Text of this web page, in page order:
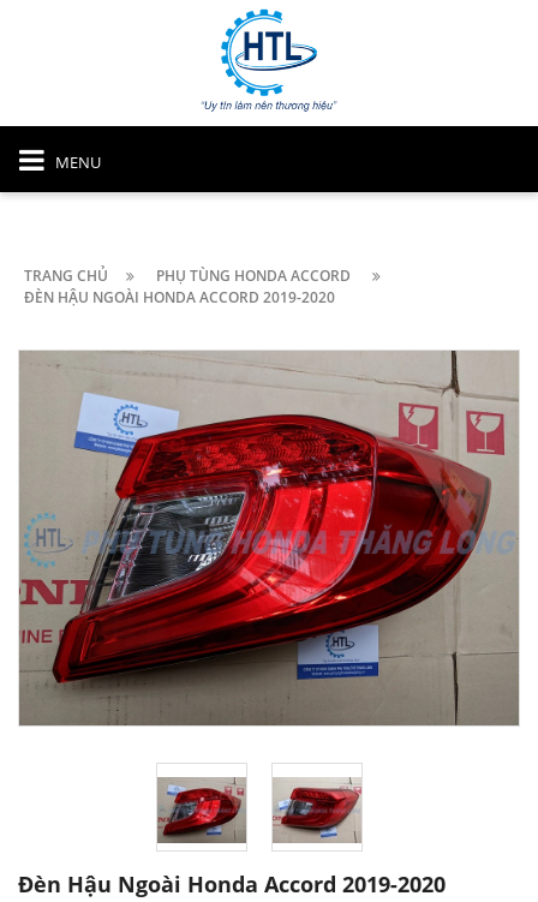
MENU
TRANG CHỦ
PHỤ TÙNG HONDA ACCORD
ĐÈN HẬU NGOÀI HONDA ACCORD 2019-2020
Đèn Hậu Ngoài Honda Accord 2019-2020